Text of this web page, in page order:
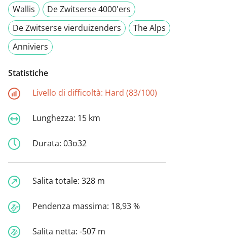
Wallis
De Zwitserse 4000'ers
De Zwitserse vierduizenders
The Alps
Anniviers
Statistiche
Livello di difficoltà: Hard (83/100)
Lunghezza: 15 km
Durata: 03o32
Salita totale: 328 m
Pendenza massima: 18,93 %
Salita netta: -507 m